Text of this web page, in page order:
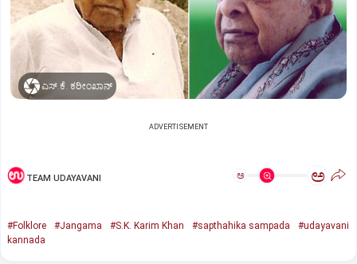
ಎಸ್.ಕೆ. ಕರೀಂಖಾನ್
ADVERTISEMENT
TEAM UDAYAVANI ಅ ಅ
#Folklore #Jangama #S.K. Karim Khan #sapthahika sampada
#udayavani
kannada